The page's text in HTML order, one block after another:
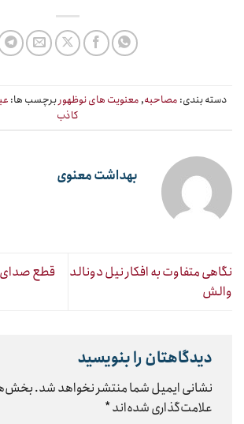
دسته بندی: مصاحبه, معنویت های نوظهور برچسب ها:
کاذب
بهداشت معنوی
نگاهی متفاوت به افکار نیل دونالد
والش
قطع صدای
دیدگاهتان را بنویسید
نشانی ایمیل شما منتشر نخواهد شد.
علامت‌گذاری شده‌اند*